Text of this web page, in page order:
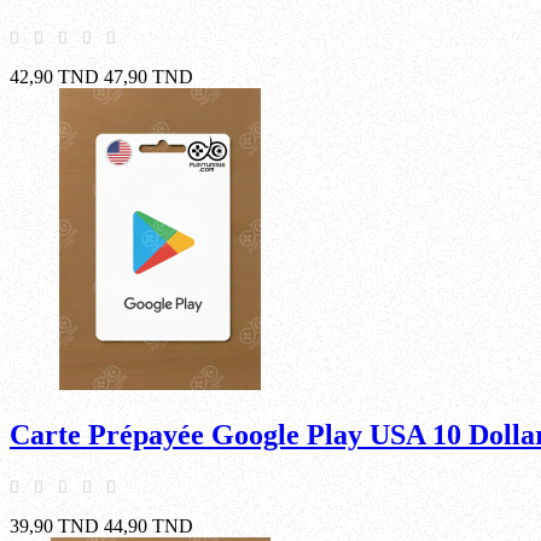
42,90 TND 47,90 TND
Carte Prépayée Google Play USA 10
39,90 TND 44,90 TND